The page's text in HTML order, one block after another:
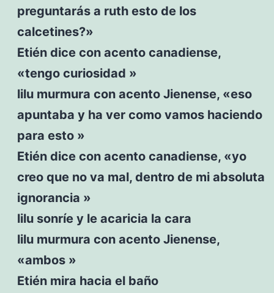
preguntarás a ruth esto de los
calcetines?»
Etién dice con acento canadiense,
«tengo curiosidad »
lilu murmura con acento Jienense, «eso
apuntaba y ha ver como vamos haciendo
para esto »
Etién dice con acento canadiense, «yo
creo que no va mal, dentro de mi absoluta
ignorancia »
lilu sonríe y le acaricia la cara
lilu murmura con acento Jienense,
«ambos »
Etién mira hacia el baño